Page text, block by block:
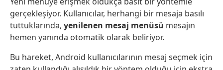
gerçekleşiyor. Kullanıcılar, herhangi bir mesaja basılı
tuttuklarında, yenilenen mesaj menüsü mesajın
hemen yanında otomatik olarak beliriyor.
Bu hareket, Android kullanıcılarının mesaj seçmek için